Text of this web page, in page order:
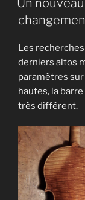
Les
derniers altos
paramètres
hautes, la
très différent.